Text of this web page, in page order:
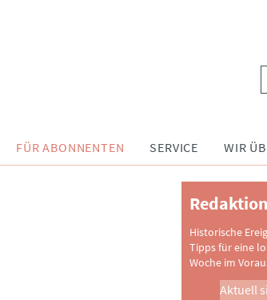
FÜR ABONNENTEN SERVICE WIR
Historische
Tipps für eine
Woche im
Aktuell